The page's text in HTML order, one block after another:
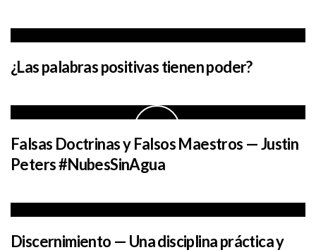
¿Las palabras positivas tienen poder?
Falsas Doctrinas y Falsos Maestros — Justin
Peters #NubesSinAgua
Discernimiento — Una disciplina práctica y